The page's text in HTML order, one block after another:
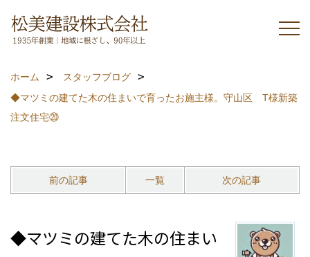
ホーム
スタッフブログ
◆マツミの建てた木の住まいで育ったお施主様。守山区 T様新築
注文住宅⑳
前の記事 一覧 次の記事
◆マツミの建てた木の住まい